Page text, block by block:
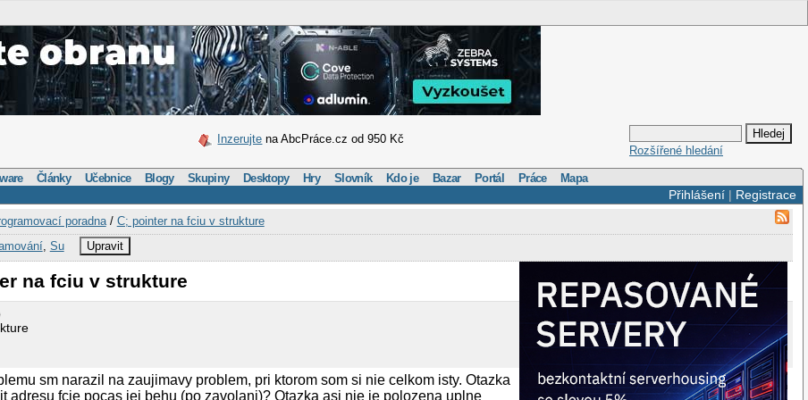
Inzerujte na AbcPráce.cz od 950 Kč
Rozšířené hledání
Články Učebnice Blogy Skupiny Desktopy Hry Slovník Kdo je Bazar Portál Práce Mapa
Přihlášení| Registrace
poradna/ C; pointer na fciu v strukture
, Su Upravit
na fciu v strukture
sm narazil na zaujimavy problem, pri ktorom som si nie celkom isty. Otazka
adresu fcie pocas jej behu (po zavolani)? Otazka asi nie je polozena uplne